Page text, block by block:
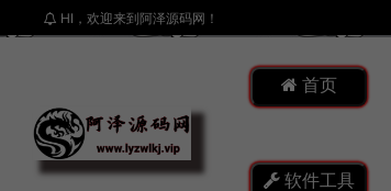
HI，欢迎来到阿泽源码网！
首页
软件工具